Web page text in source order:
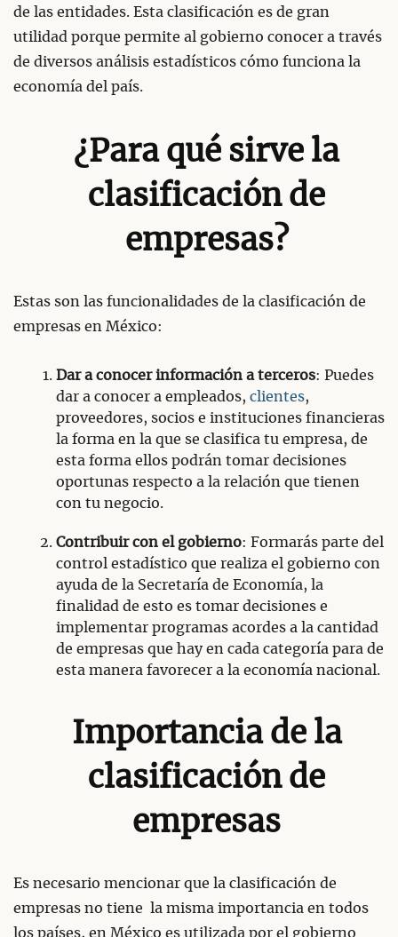
de las entidades. Esta clasificación es de gran
utilidad porque permite al gobierno conocer a través
de diversos análisis estadísticos cómo funciona la
economía del país.
¿Para qué sirve la
clasificación de
empresas?
Estas son las funcionalidades de la clasificación de
empresas en México:
Dar a conocer información a terceros: Puedes
dar a conocer a empleados, clientes,
proveedores, socios e instituciones financieras
la forma en la que se clasifica tu empresa, de
esta forma ellos podrán tomar decisiones
oportunas respecto a la relación que tienen
con tu negocio.
Contribuir con el gobierno: Formarás parte del
control estadístico que realiza el gobierno con
ayuda de la Secretaría de Economía, la
finalidad de esto es tomar decisiones e
implementar programas acordes a la cantidad
de empresas que hay en cada categoría para de
esta manera favorecer a la economía nacional.
Importancia de la
clasificación de
empresas
Es necesario mencionar que la clasificación de
empresas no tiene la misma importancia en todos
los países, en México es utilizada por el gobierno